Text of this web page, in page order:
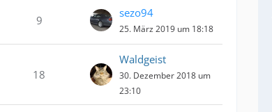
9
sezo94
25. März 2019 um 18:18
18
Waldgeist
30. Dezember 2018 um
23:10